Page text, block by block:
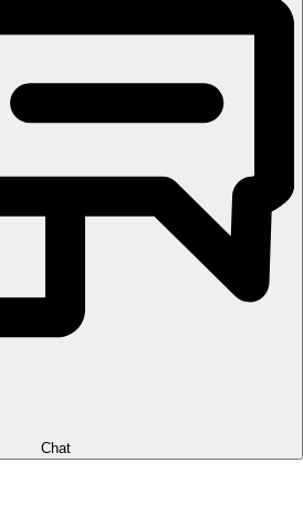
Chat